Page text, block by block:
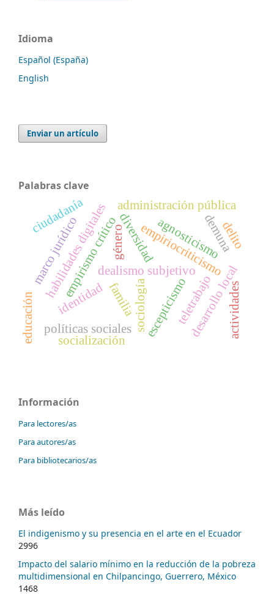
Idioma
Español (España)
English
Enviar un artículo
Palabras clave
empiriocriticismo
empirismo críticodealismo subjetivo
escepticismo
agnosticismo
habilidades digitales
marco jurídico
teletrabajo
desarrollo local
sociología
políticas sociales
educación familia
administración pública
ciudadanía diversidad
identidad
género demuna
actividades
socialización
delito
Información
Para lectores/as
Para autores/as
Para bibliotecarios/as
Más leído
El indigenismo y su presencia en el arte en el Ecuador
2996
Impacto del salario mínimo en la reducción de la pobreza
multidimensional en Chilpancingo, Guerrero, México
1468